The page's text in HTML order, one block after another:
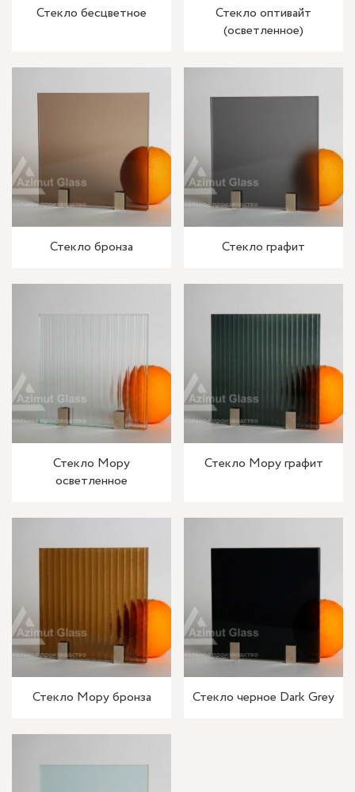
Стекло бесцветное
Стекло оптивайт
(осветленное)
Стекло бронза Стекло графит
Стекло Мору
осветленное
Стекло Мору графит
Стекло Мору бронза Стекло черное Dark Grey